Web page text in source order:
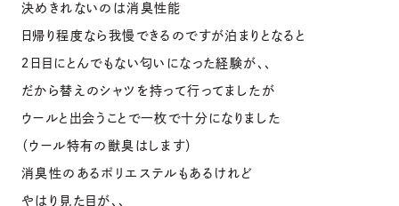
決めきれないのは消臭性能
日帰り程度なら我慢できるのですが泊まりとなると
２日目にとんでもない匂いになった経験が、、
だから替えのシャツを持って行ってましたが
ウールと出会うことで一枚で十分になりました
（ウール特有の獣臭はします）
消臭性のあるポリエステルもあるけれど
やはり見た目が、、